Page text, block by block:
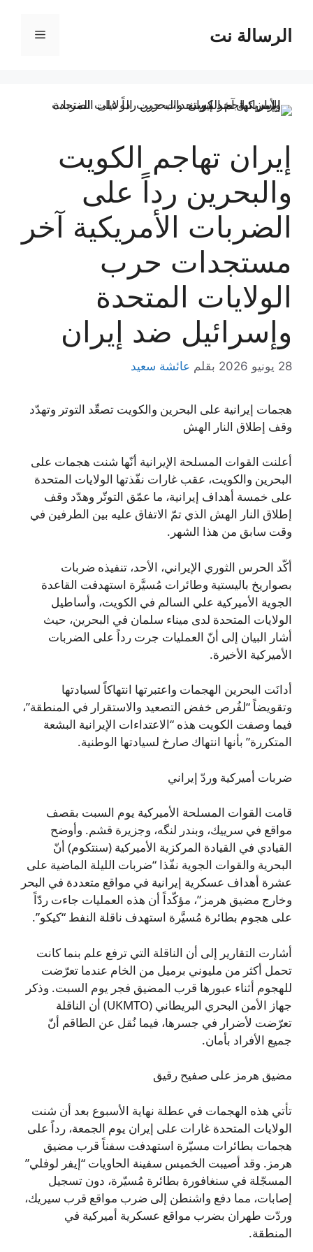
المحتوىالرسالة نت القائمة
إيران تهاجم الكويت
والبحرين رداً على
الضربات الأمريكية آخر
مستجدات حرب
الولايات المتحدة
وإسرائيل ضد إيران
28 يونيو 2026 بقلم عائشة سعيد
هجمات إيرانية على البحرين والكويت تصعِّد التوتر وتهدّد
وقف إطلاق النار الهش
أعلنت القوات المسلحة الإيرانية أنّها شنت هجمات على
البحرين والكويت، عقب غارات نفّذتها الولايات المتحدة
على خمسة أهداف إيرانية، ما عمّق التوتّر وهدّد وقف
إطلاق النار الهش الذي تمّ الاتفاق عليه بين الطرفين في
وقت سابق من هذا الشهر.
أكّد الحرس الثوري الإيراني، الأحد، تنفيذه ضربات
بصواريخ باليستية وطائرات مُسيَّرة استهدفت القاعدة
الجوية الأميركية علي السالم في الكويت، وأساطيل
الولايات المتحدة لدى ميناء سلمان في البحرين، حيث
أشار البيان إلى أنّ العمليات جرت رداً على الضربات
الأميركية الأخيرة.
أدانَت البحرين الهجمات واعتبرتها انتهاكاً لسيادتها
وتقويضاً “لفُرص خفض التصعيد والاستقرار في المنطقة”،
فيما وصفت الكويت هذه “الاعتداءات الإيرانية البشعة
المتكررة” بأنها انتهاك صارخ لسيادتها الوطنية.
ضربات أميركية وردّ إيراني
قامت القوات المسلحة الأميركية يوم السبت بقصف
مواقع في سرييك، وبندر لنگه، وجزيرة قشم. وأوضح
القيادي في القيادة المركزية الأميركية (سنتكوم) أنّ
البحرية والقوات الجوية نفّذا “ضربات الليلة الماضية على
عشرة أهداف عسكرية إيرانية في مواقع متعددة في البحر
وخارج مضيق هرمز”، مؤكّداً أن هذه العمليات جاءت ردّاً
على هجوم بطائرة مُسيَّرة استهدف ناقلة النفط “كيكو”.
أشارت التقارير إلى أن الناقلة التي ترفع علم بنما كانت
تحمل أكثر من مليوني برميل من الخام عندما تعرّضت
للهجوم أثناء عبورها قرب المضيق فجر يوم السبت. وذكر
جهاز الأمن البحري البريطاني (UKMTO) أن الناقلة
تعرّضت لأضرار في جسرها، فيما نُقل عن الطاقم أنّ
جميع الأفراد بأمان.
مضيق هرمز على صفيح رقيق
تأتي هذه الهجمات في عطلة نهاية الأسبوع بعد أن شنت
الولايات المتحدة غارات على إيران يوم الجمعة، رداً على
هجمات بطائرات مسيّرة استهدفت سفناً قرب مضيق
هرمز. وقد أصيبت الخميس سفينة الحاويات “إيفر لوفلي”
المسجّلة في سنغافورة بطائرة مُسيّرة، دون تسجيل
إصابات، مما دفع واشنطن إلى ضرب مواقع قرب سيريك،
وردّت طهران بضرب مواقع عسكرية أميركية في
المنطقة.